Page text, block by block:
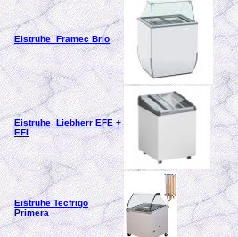
Eistruhe Framec Brio
Eistruhe Liebherr EFE +
EFI
Eistruhe Tecfrigo
Primera